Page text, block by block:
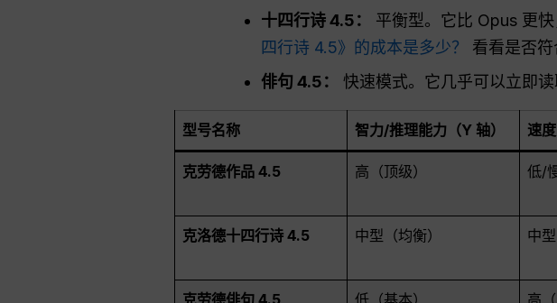
十四行诗 4.5：
平衡型。它比 Opus 更
四行诗 4.5》的成本是多少？
看看是否
俳句 4.5：
快速模式。它几乎可以立即
型号名称 智力/推理能力（Y 轴） 速
克劳德作品 4.5 高（顶级） 低/
克洛德十四行诗 4.5 中型（均衡） 中型